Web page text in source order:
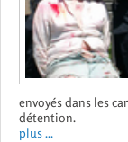
envoyés dans les
détention.
plus ...